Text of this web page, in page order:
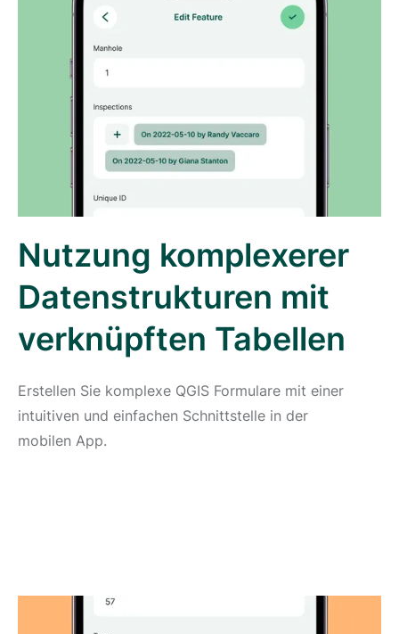
Nutzung komplexerer
Datenstrukturen mit
verknüpften Tabellen
Erstellen Sie komplexe QGIS Formulare mit einer
intuitiven und einfachen Schnittstelle in der
mobilen App.